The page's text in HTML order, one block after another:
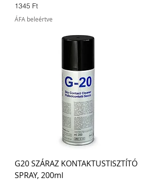
Ár
1345 Ft
ÁFA beleértve
G20 SZÁRAZ KONTAKTUSTISZTÍTÓ
SPRAY, 200ml